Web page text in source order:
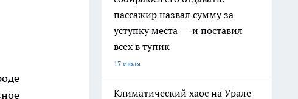
пассажир назвал сумму за
уступку места — и поставил
всех в тупик
17 июля
Климатический хаос на Урале